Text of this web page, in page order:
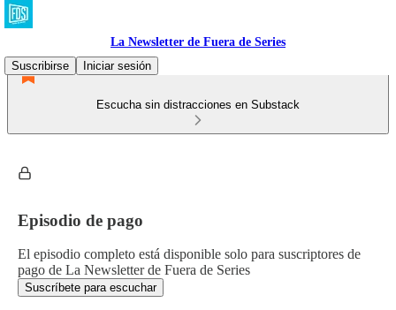
La Newsletter de Fuera de Series
Suscribirse
Iniciar sesión
Escucha sin distracciones en Substack
Episodio de pago
El episodio completo está disponible solo para suscriptores de
pago de La Newsletter de Fuera de Series
Suscríbete para escuchar